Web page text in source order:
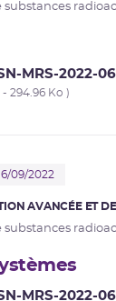
MRS-2022-
- 294.96 Ko )
09/2022
AVANCÉE ET
MRS-2022-